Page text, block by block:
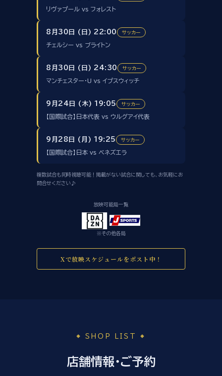
リヴァプール vs フォレスト
8月30日 (日) 22:00 サッカー
チェルシー vs ブライトン
8月30日 (日) 24:30 サッカー
マンチェスター・U vs イプスウィッチ
9月24日 (木) 19:05 サッカー
【国際試合】日本代表 vs ウルグアイ代表
9月28日 (月) 19:25 サッカー
【国際試合】日本 vs ベネズエラ
複数試合も同時視聴可能！掲載がない試合に関しても、お気軽にお
問合せください♪
放映可能局一覧
※その他各局
Xで放映スケジュールをポスト中！
SHOP LIST
店舗情報・ご予約